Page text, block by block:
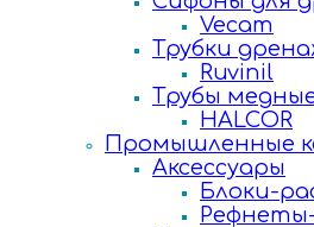
Vecam
Трубки
Ruvinil
Трубы
HALCOR
Промышленные
Аксессуары
Блоки-